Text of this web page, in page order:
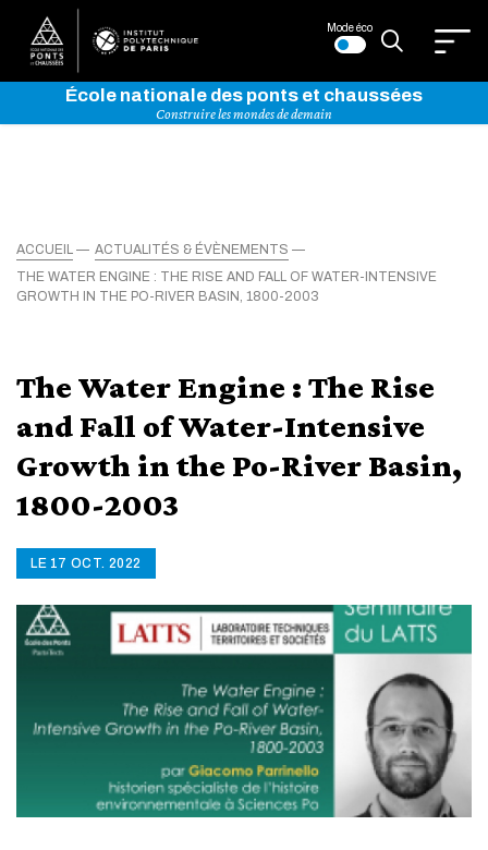
Mode éco
École nationale des ponts et chaussées
Construire les mondes de demain
ACCUEIL
ACTUALITÉS & ÉVÈNEMENTS
THE WATER ENGINE : THE RISE AND FALL OF WATER-INTENSIVE
GROWTH IN THE PO-RIVER BASIN, 1800-2003
The Water Engine : The Rise
and Fall of Water-Intensive
Growth in the Po-River Basin,
1800-2003
LE 17 OCT. 2022